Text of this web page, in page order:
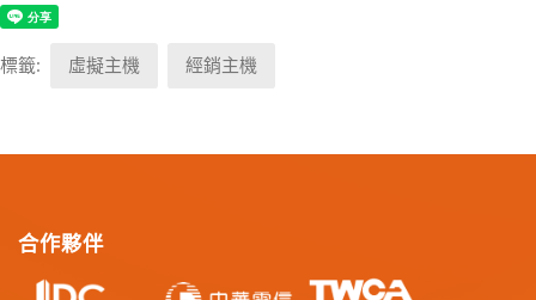
標籤: 虛擬主機 經銷主機
合作夥伴